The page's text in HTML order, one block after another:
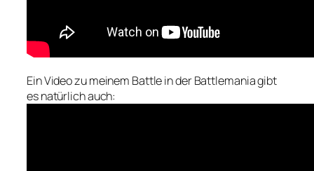
Ein Video zu meinem Battle in der Battlemania gibt
es natürlich auch: